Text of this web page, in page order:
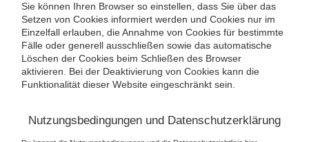
Sie können Ihren Browser so einstellen, dass Sie über das
Setzen von Cookies informiert werden und Cookies nur im
Einzelfall erlauben, die Annahme von Cookies für bestimmte
Fälle oder generell ausschließen sowie das automatische
Löschen der Cookies beim Schließen des Browser
aktivieren. Bei der Deaktivierung von Cookies kann die
Funktionalität dieser Website eingeschränkt sein.
Nutzungsbedingungen und Datenschutzerklärung